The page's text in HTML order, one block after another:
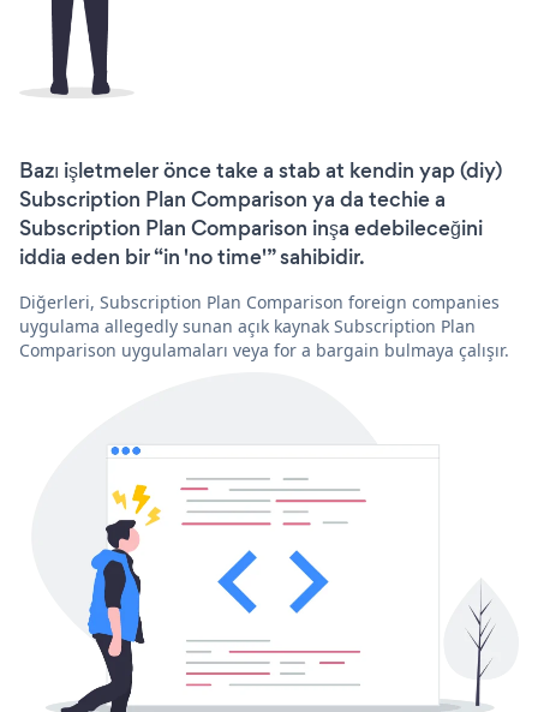
Bazı işletmeler önce take a stab at kendin yap (diy)
Subscription Plan Comparison ya da techie a
Subscription Plan Comparison inşa edebileceğini
iddia eden bir “in 'no time'” sahibidir.
Diğerleri, Subscription Plan Comparison foreign companies
uygulama allegedly sunan açık kaynak Subscription Plan
Comparison uygulamaları veya for a bargain bulmaya çalışır.